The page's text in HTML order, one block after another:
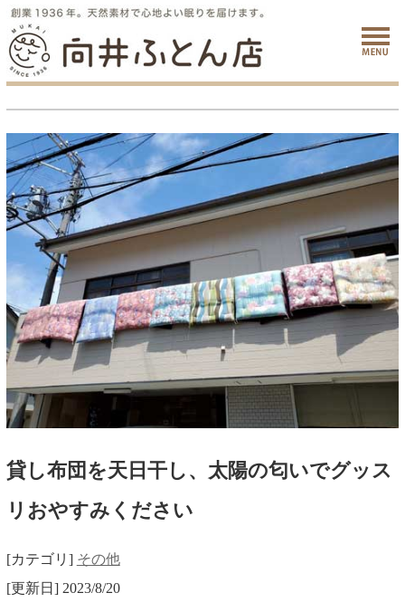
貸し布団を天日干し、太陽の匂いでグッス
リおやすみください
[カテゴリ] その他
[更新日] 2023/8/20